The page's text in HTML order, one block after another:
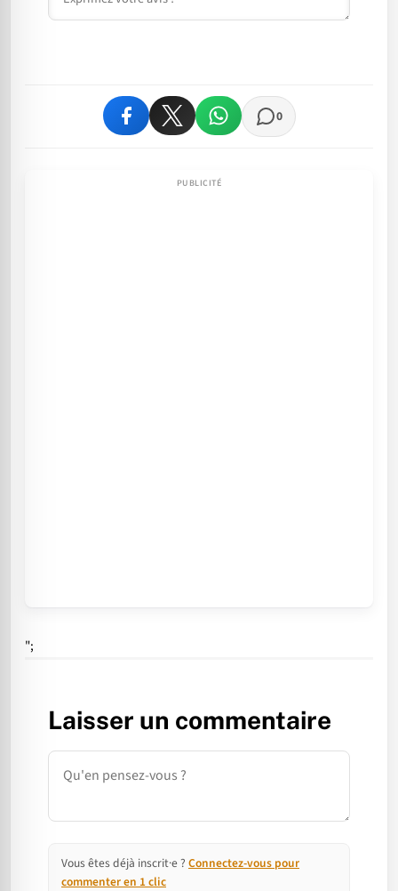
0
";
Laisser un commentaire
Commentaire
Vous êtes déjà inscrit·e ? Connectez-vous pour
commenter en 1 clic